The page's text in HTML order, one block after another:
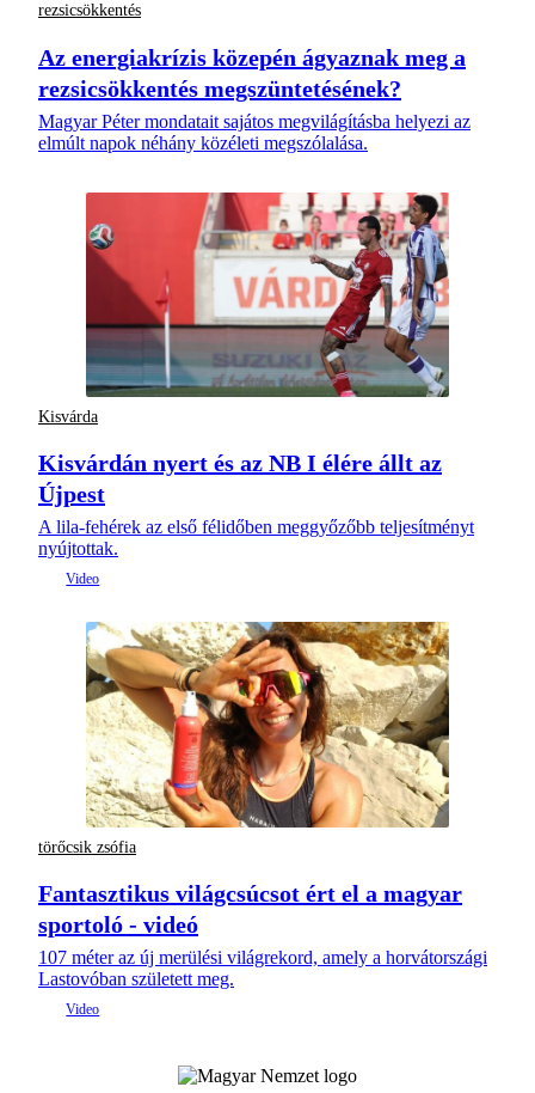
rezsicsökkentés
Az energiakrízis közepén ágyaznak meg a
rezsicsökkentés megszüntetésének?
Magyar Péter mondatait sajátos megvilágításba helyezi az
elmúlt napok néhány közéleti megszólalása.
Kisvárda
Kisvárdán nyert és az NB I élére állt az
Újpest
A lila-fehérek az első félidőben meggyőzőbb teljesítményt
nyújtottak.
törőcsik zsófia
Fantasztikus világcsúcsot ért el a magyar
sportoló - videó
107 méter az új merülési világrekord, amely a horvátországi
Lastovóban született meg.